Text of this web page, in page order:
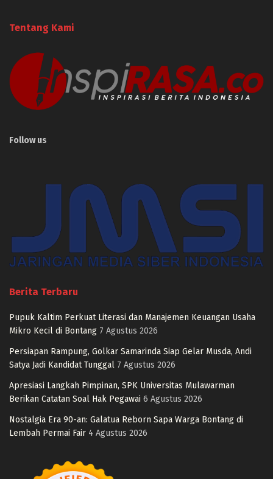
Tentang Kami
Follow us
Berita Terbaru
Pupuk Kaltim Perkuat Literasi dan Manajemen Keuangan Usaha
Mikro Kecil di Bontang 7 Agustus 2026
Persiapan Rampung, Golkar Samarinda Siap Gelar Musda, Andi
Satya Jadi Kandidat Tunggal 7 Agustus 2026
Apresiasi Langkah Pimpinan, SPK Universitas Mulawarman
Berikan Catatan Soal Hak Pegawai 6 Agustus 2026
Nostalgia Era 90-an: Galatua Reborn Sapa Warga Bontang di
Lembah Permai Fair 4 Agustus 2026